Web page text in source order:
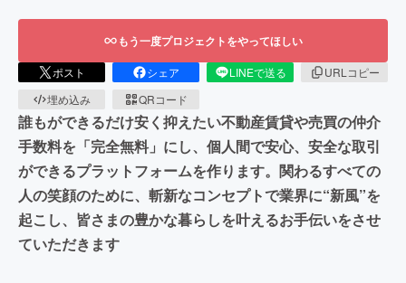
もう一度プロジェクトをやってほしい
ポスト シェア LINEで送る
URLコピー
埋め込み
QRコード
誰もができるだけ安く抑えたい不動産賃貸や売買の仲介
手数料を「完全無料」にし、個人間で安心、安全な取引
ができるプラットフォームを作ります。関わるすべての
人の笑顔のために、斬新なコンセプトで業界に“新風”を
起こし、皆さまの豊かな暮らしを叶えるお手伝いをさせ
ていただきます